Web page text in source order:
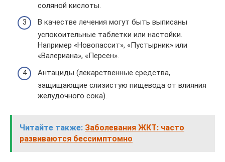
соляной кислоты.
В качестве лечения могут быть выписаны
успокоительные таблетки или настойки.
Например «Новопассит», «Пустырник» или
«Валериана», «Персен».
Антациды (лекарственные средства,
защищающие слизистую пищевода от влияния
желудочного сока).
Читайте также: Заболевания ЖКТ: часто
развиваются бессимптомно